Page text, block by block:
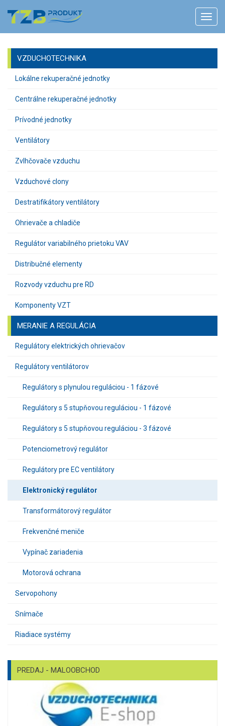
VZDUCHOTECHNIKA
Lokálne rekuperačné jednotky
Centrálne rekuperačné jednotky
Prívodné jednotky
Ventilátory
Zvlhčovače vzduchu
Vzduchové clony
Destratifikátory ventilátory
Ohrievače a chladiče
Regulátor variabilného prietoku VAV
Distribučné elementy
Rozvody vzduchu pre RD
Komponenty VZT
MERANIE A REGULÁCIA
Regulátory elektrických ohrievačov
Regulátory ventilátorov
Regulátory s plynulou reguláciou - 1 fázové
Regulátory s 5 stupňovou reguláciou - 1 fázové
Regulátory s 5 stupňovou reguláciou - 3 fázové
Potenciometrový regulátor
Regulátory pre EC ventilátory
Elektronický regulátor
Transformátorový regulátor
Frekvenčné meniče
Vypínač zariadenia
Motorová ochrana
Servopohony
Snímače
Riadiace systémy
PREDAJ - MALOOBCHOD